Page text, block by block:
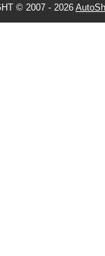
© 2007 - 2026